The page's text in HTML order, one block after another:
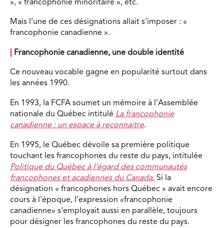
», « francophonie minoritaire », etc.
Mais l’une de ces désignations allait s’imposer : «
francophonie canadienne ».
Francophonie canadienne, une double identité
Ce nouveau vocable gagne en popularité surtout dans
les années 1990.
En 1993, la FCFA soumet un mémoire à l’Assemblée
nationale du Québec intitulé La francophonie
canadienne : un espace à reconnaitre.
En 1995, le Québec dévoile sa première politique
touchant les francophones du reste du pays, intitulée
Politique du Québec à l’égard des communautés
francophones et acadiennes du Canada. Si la
désignation « francophones hors Québec » avait encore
cours à l’époque, l’expression «francophonie
canadienne» s’employait aussi en parallèle, toujours
pour désigner les francophones du reste du pays.